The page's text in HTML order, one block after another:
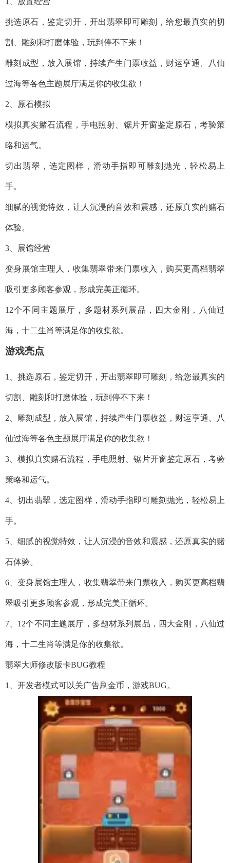
挑选原石，鉴定切开，开出翡翠即可雕刻，给您最真实的切
割、雕刻和打磨体验，玩到停不下来！
雕刻成型，放入展馆，持续产生门票收益，财运亨通、八仙
过海等各色主题展厅满足你的收集欲！
2、原石模拟
模拟真实赌石流程，手电照射、锯片开窗鉴定原石，考验策
略和运气。
切出翡翠，选定图样，滑动手指即可雕刻抛光，轻松易上
手。
细腻的视觉特效，让人沉浸的音效和震感，还原真实的赌石
体验。
3、展馆经营
变身展馆主理人，收集翡翠带来门票收入，购买更高档翡翠
吸引更多顾客参观，形成完美正循环。
12个不同主题展厅，多题材系列展品，四大金刚，八仙过
海，十二生肖等满足你的收集欲。
游戏亮点
1、挑选原石，鉴定切开，开出翡翠即可雕刻，给您最真实的
切割、雕刻和打磨体验，玩到停不下来！
2、雕刻成型，放入展馆，持续产生门票收益，财运亨通、八
仙过海等各色主题展厅满足你的收集欲！
3、模拟真实赌石流程，手电照射、锯片开窗鉴定原石，考验
策略和运气。
4、切出翡翠，选定图样，滑动手指即可雕刻抛光，轻松易上
手。
5、细腻的视觉特效，让人沉浸的音效和震感，还原真实的赌
石体验。
6、变身展馆主理人，收集翡翠带来门票收入，购买更高档翡
翠吸引更多顾客参观，形成完美正循环。
7、12个不同主题展厅，多题材系列展品，四大金刚，八仙过
海，十二生肖等满足你的收集欲。
翡翠大师修改版卡BUG教程
1、开发者模式可以关广告刷金币，游戏BUG。